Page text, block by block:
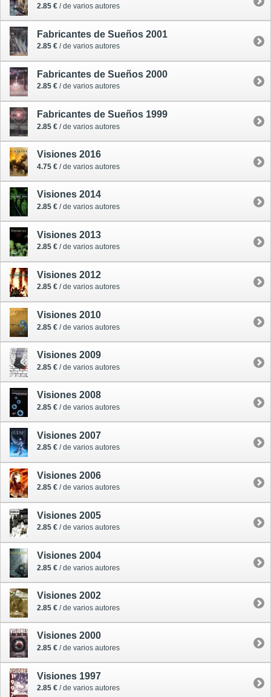
2.85 € / de varios autores
Fabricantes de Sueños 2001
2.85 € / de varios autores
Fabricantes de Sueños 2000
2.85 € / de varios autores
Fabricantes de Sueños 1999
2.85 € / de varios autores
Visiones 2016
4.75 € / de varios autores
Visiones 2014
2.85 € / de varios autores
Visiones 2013
2.85 € / de varios autores
Visiones 2012
2.85 € / de varios autores
Visiones 2010
2.85 € / de varios autores
Visiones 2009
2.85 € / de varios autores
Visiones 2008
2.85 € / de varios autores
Visiones 2007
2.85 € / de varios autores
Visiones 2006
2.85 € / de varios autores
Visiones 2005
2.85 € / de varios autores
Visiones 2004
2.85 € / de varios autores
Visiones 2002
2.85 € / de varios autores
Visiones 2000
2.85 € / de varios autores
Visiones 1997
2.85 € / de varios autores